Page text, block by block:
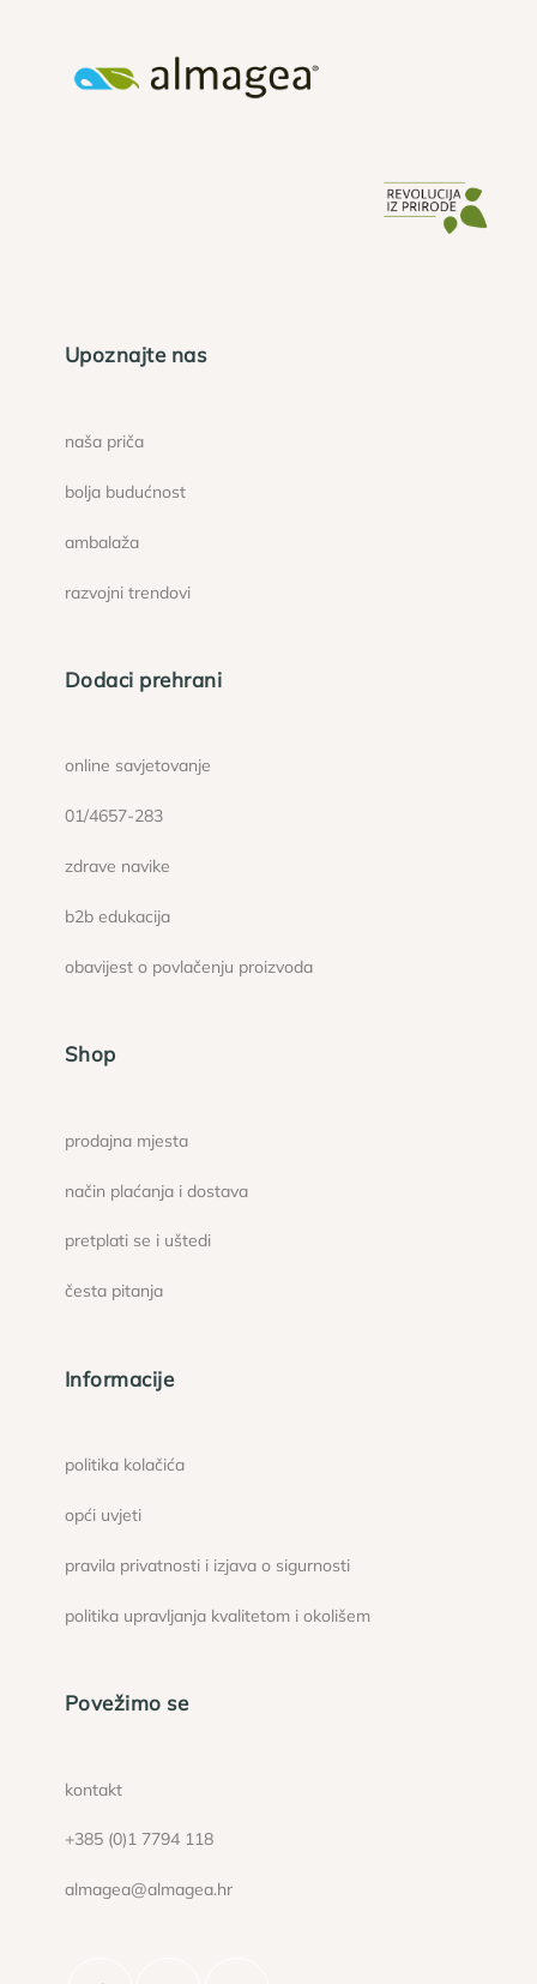
Upoznajte nas
naša priča
bolja budućnost
ambalaža
razvojni trendovi
Dodaci prehrani
online savjetovanje
01/4657-283
zdrave navike
b2b edukacija
obavijest o povlačenju proizvoda
Shop
prodajna mjesta
način plaćanja i dostava
pretplati se i uštedi
česta pitanja
Informacije
politika kolačića
opći uvjeti
pravila privatnosti i izjava o sigurnosti
politika upravljanja kvalitetom i okolišem
Povežimo se
kontakt
+385 (0)1 7794 118
almagea@almagea.hr